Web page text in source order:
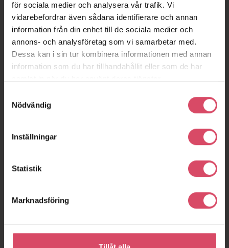
för sociala medier och analysera vår trafik. Vi
vidarebefordrar även sådana identifierare och annan
information från din enhet till de sociala medier och
annons- och analysföretag som vi samarbetar med.
Dessa kan i sin tur kombinera informationen med annan
information som du har tillhandahållit eller som de har
Nödvändig
Inställningar
Statistik
Marknadsföring